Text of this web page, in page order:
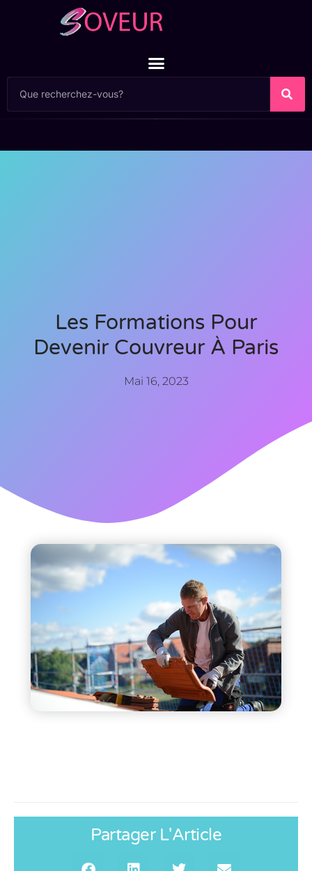
Les Formations Pour
Devenir Couvreur À Paris
Mai 16, 2023
Partager L'Article